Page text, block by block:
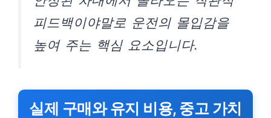
피드백이야말로 운전의 몰입감을
높여 주는 핵심 요소입니다.
실제 구매와 유지 비용, 중고 가치